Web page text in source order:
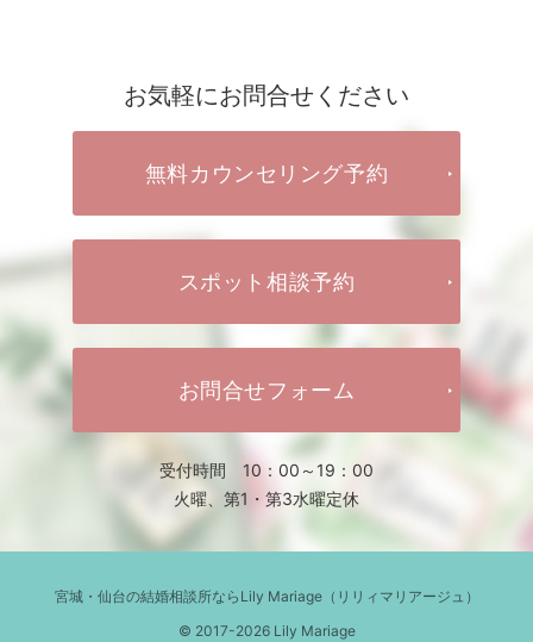
お気軽にお問合せください
無料カウンセリング予約
スポット相談予約
お問合せフォーム
受付時間 10：00～19：00
火曜、第1・第3水曜定休
© 2017-2026 Lily Mariage
宮城・仙台の結婚相談所ならLily Mariage（リリィマリアージュ）